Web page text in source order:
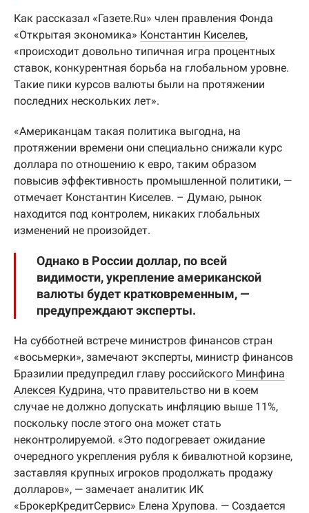
Как рассказал «Газете.Ru» член правления Фонда
«Открытая экономика» Константин Киселев,
«происходит довольно типичная игра процентных
ставок, конкурентная борьба на глобальном уровне.
Такие пики курсов валюты были на протяжении
последних нескольких лет».
«Американцам такая политика выгодна, на
протяжении времени они специально снижали курс
доллара по отношению к евро, таким образом
повысив эффективность промышленной политики, —
отмечает Константин Киселев. – Думаю, рынок
находится под контролем, никаких глобальных
изменений не произойдет.
Однако в России доллар, по всей
видимости, укрепление американской
валюты будет кратковременным, —
предупреждают эксперты.
На субботней встрече министров финансов стран
«восьмерки», замечают эксперты, министр финансов
Бразилии предупредил главу российского Минфина
Алексея Кудрина, что правительство ни в коем
случае не должно допускать инфляцию выше 11%,
поскольку после этого она может стать
неконтролируемой. «Это подогревает ожидание
очередного укрепления рубля к бивалютной корзине,
заставляя крупных игроков продолжать продажу
долларов», — замечает аналитик ИК
«БрокерКредитСервис» Елена Хрупова. — Создается